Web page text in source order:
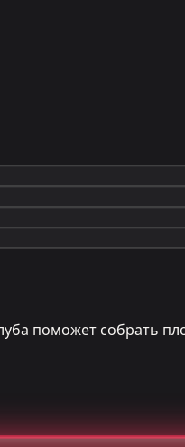
поможет собрать